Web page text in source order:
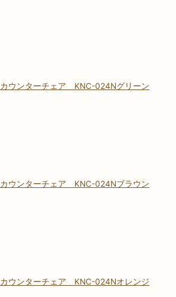
カウンターチェア KNC-024Nグリーン
カウンターチェア KNC-024Nブラウン
カウンターチェア KNC-024Nオレンジ